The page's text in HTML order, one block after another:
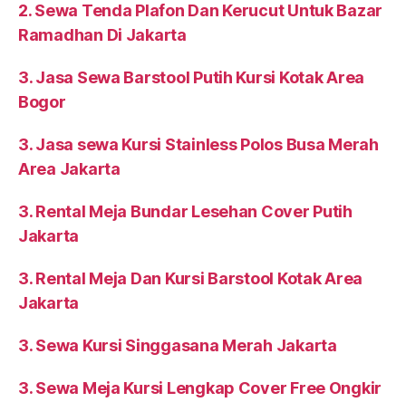
2. Sewa Tenda Plafon Dan Kerucut Untuk Bazar
Ramadhan Di Jakarta
3. Jasa Sewa Barstool Putih Kursi Kotak Area
Bogor
3. Jasa sewa Kursi Stainless Polos Busa Merah
Area Jakarta
3. Rental Meja Bundar Lesehan Cover Putih
Jakarta
3. Rental Meja Dan Kursi Barstool Kotak Area
Jakarta
3. Sewa Kursi Singgasana Merah Jakarta
3. Sewa Meja Kursi Lengkap Cover Free Ongkir